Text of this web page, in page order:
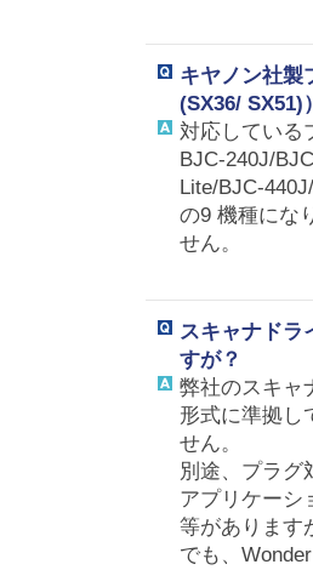
キヤノン社製
(SX36/ SX51)
対応している
BJC-240J/
Lite/BJC-
の9 機種にな
せん。
スキャナドラ
すが？
弊社のスキャ
形式に準拠し
せん。
別途、プラグ
アプリケーシ
等があります
でも、